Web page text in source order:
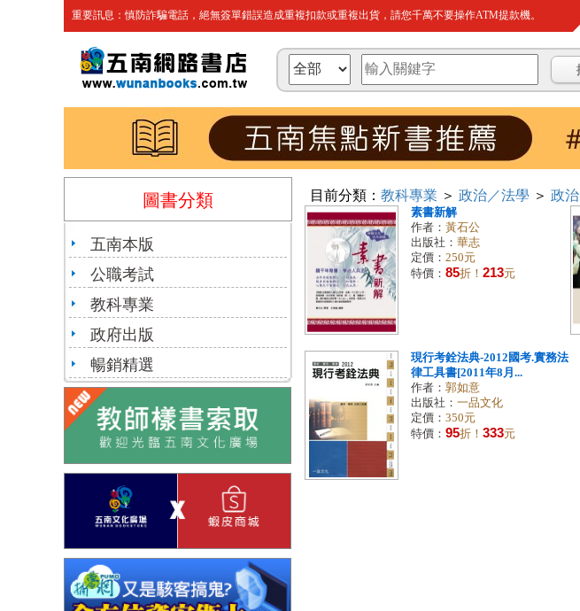
重要訊息：慎防詐騙電話，絕無簽單錯誤造成重複扣款或重複出貨，請您千萬不要操作ATM提款機。
圖書分類
五南本版
公職考試
教科專業
政府出版
暢銷精選
目前分類： 教科專業 ＞ 政治／法學 ＞ 政治
素書新解
作者： 黃石公
出版社： 華志
定價： 250元
特價： 85折！ 213元
現行考銓法典-2012國考.實務法
律工具書[2011年8月...
作者： 郭如意
出版社： 一品文化
定價： 350元
特價： 95折！ 333元